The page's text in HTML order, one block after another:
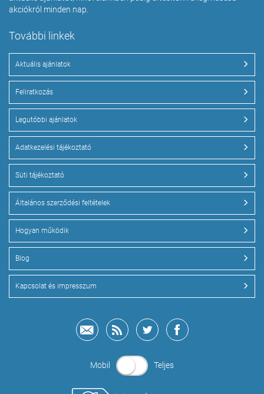
akciókról minden nap.
További linkek
Aktuális ajánlatok
Feliratkozás
Legutóbbi ajánlatok
Adatkezelési tájékoztató
Süti tájékoztató
Általános szerződési feltételek
Hogyan működik
Blog
Kapcsolat és impresszum
Mobil Teljes